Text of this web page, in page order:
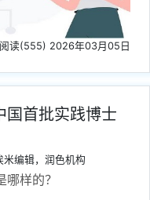
阅读(555) 2026年03月05日
国首批实践博士
编辑，润色机构
样的？